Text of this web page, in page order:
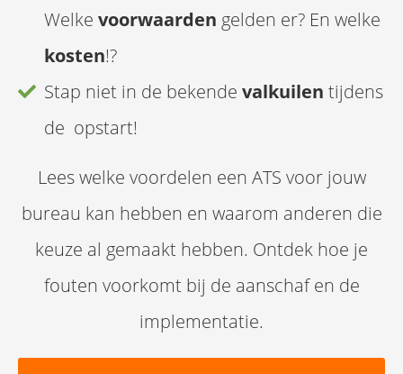
Welke voorwaarden gelden er? En welke
kosten!?
Stap niet in de bekende valkuilen tijdens
de opstart!
Lees welke voordelen een ATS voor jouw
bureau kan hebben en waarom anderen die
keuze al gemaakt hebben. Ontdek hoe je
fouten voorkomt bij de aanschaf en de
implementatie.